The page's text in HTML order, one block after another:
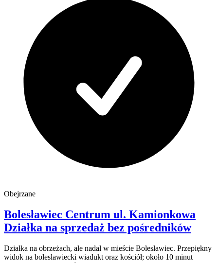
Obejrzane
Bolesławiec Centrum ul. Kamionkowa
Działka na sprzedaż bez pośredników
Działka na obrzeżach, ale nadal w mieście Bolesławiec. Przepiękny
widok na bolesławiecki wiadukt oraz kościół; około 10 minut